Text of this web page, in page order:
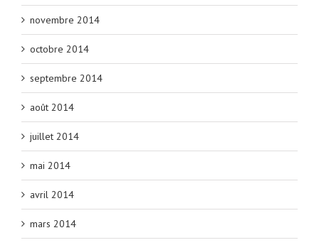
novembre 2014
octobre 2014
septembre 2014
août 2014
juillet 2014
mai 2014
avril 2014
mars 2014